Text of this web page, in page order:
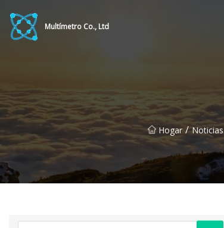
Multímetro Co., Ltd
Hogar / Noticias